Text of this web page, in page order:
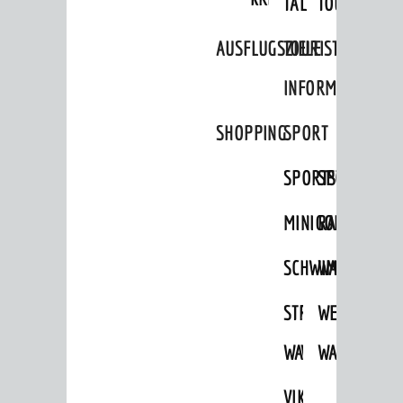
AUSFLUGSZIELE
TOURIST
INFORMATION
SHOPPINGSPORT
SPORTSTÄTTEN
MINIGOLFRADFAHREN
SCHWIMMEN
STRANDBAD
WAIDSEE
TSG
VIKTOR-
WANDERN
WEINHEIMER